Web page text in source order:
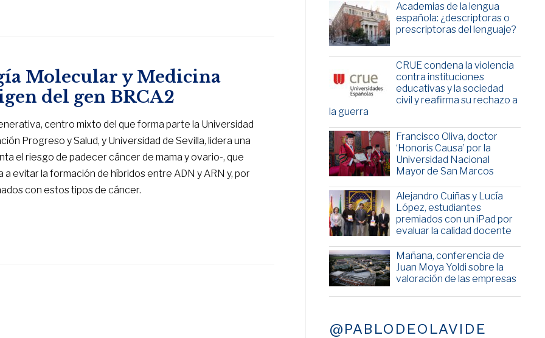
Molecular y Medicina
del gen BRCA2
centro mixto del que forma parte la Universidad
Progreso y Salud, y Universidad de Sevilla, lidera una
el riesgo de padecer cáncer de mama y ovario-, que
evitar la formación de híbridos entre ADN y ARN y, por
con estos tipos de cáncer.
Academias de la lengua
española: ¿descriptoras o
prescriptoras del lenguaje?
CRUE condena la violencia
contra instituciones
educativas y la sociedad
civil y reafirma su rechazo a
la guerra
Francisco Oliva, doctor
‘Honoris Causa’ por la
Universidad Nacional
Mayor de San Marcos
Alejandro Cuiñas y Lucía
López, estudiantes
premiados con un iPad por
evaluar la calidad docente
Mañana, conferencia de
Juan Moya Yoldi sobre la
valoración de las empresas
@PABLODEOLAVIDE